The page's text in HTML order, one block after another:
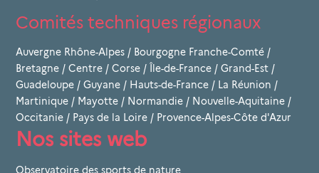
Comités techniques régionaux
Auvergne Rhône-Alpes / Bourgogne Franche-Comté /
Bretagne / Centre / Corse / Île-de-France / Grand-Est /
Guadeloupe / Guyane / Hauts-de-France / La Réunion /
Martinique / Mayotte / Normandie / Nouvelle-Aquitaine /
Occitanie / Pays de la Loire / Provence-Alpes-Côte d'Azur
Nos sites web
Observatoire des sports de nature